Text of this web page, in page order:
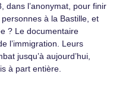
dans l’anonymat, pour finir
à la Bastille, et
? Le documentaire
l’immigration. Leurs
jusqu’à aujourd’hui,
à part entière.